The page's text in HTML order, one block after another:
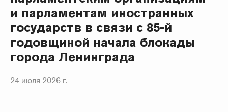
и парламентам иностранных
государств в связи с 85-й
годовщиной начала блокады
города Ленинграда
24 июля 2026 г.